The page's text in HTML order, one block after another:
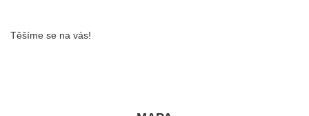
Těšíme se na vás!